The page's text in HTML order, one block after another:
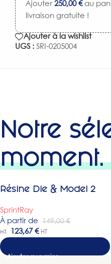
Ajouter 250,00 €au
livraison gratuite !
Ajouter à la wishlist
UGS : SRI-0205004
Notre
moment.
-17%
Résine Die & Model 2
SprintRay
À partir de
149,00€
HT 123,67 € HT